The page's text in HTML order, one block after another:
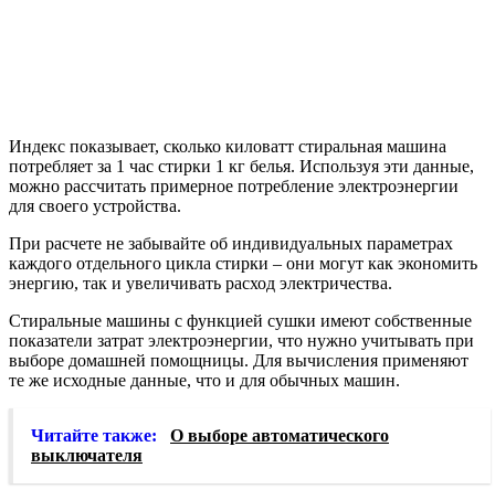
Индекс показывает, сколько киловатт стиральная машина
потребляет за 1 час стирки 1 кг белья. Используя эти данные,
можно рассчитать примерное потребление электроэнергии
для своего устройства.
При расчете не забывайте об индивидуальных параметрах
каждого отдельного цикла стирки – они могут как экономить
энергию, так и увеличивать расход электричества.
Стиральные машины с функцией сушки имеют собственные
показатели затрат электроэнергии, что нужно учитывать при
выборе домашней помощницы. Для вычисления применяют
те же исходные данные, что и для обычных машин.
Читайте также:
О выборе автоматического
выключателя